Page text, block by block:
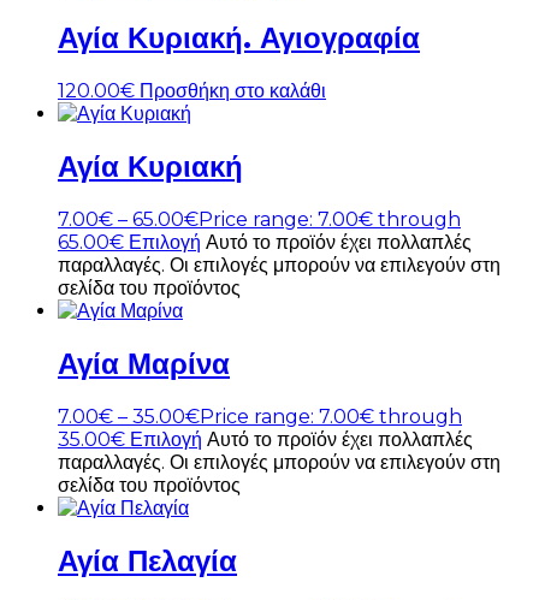
Αγία Κυριακή. Αγιογραφία
120.00€ Προσθήκη στο καλάθι
Αγία Κυριακή
7.00€ – 65.00€Price range: 7.00€ through
65.00€ Επιλογή Αυτό το προϊόν έχει πολλαπλές
παραλλαγές. Οι επιλογές μπορούν να επιλεγούν στη
σελίδα του προϊόντος
Αγία Μαρίνα
7.00€ – 35.00€Price range: 7.00€ through
35.00€ Επιλογή Αυτό το προϊόν έχει πολλαπλές
παραλλαγές. Οι επιλογές μπορούν να επιλεγούν στη
σελίδα του προϊόντος
Αγία Πελαγία